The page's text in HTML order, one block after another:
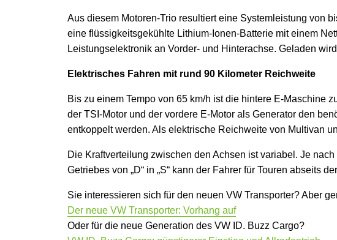
Aus diesem Motoren-Trio resultiert eine Systemleistung von
eine flüssigkeitsgekühlte Lithium-Ionen-Batterie mit einem
Leistungselektronik an Vorder- und Hinterachse. Geladen
Elektrisches Fahren mit rund 90 Kilometer Reichweite
Bis zu einem Tempo von 65 km/h ist die hintere E-Maschine
der TSI-Motor und der vordere E-Motor als Generator den
entkoppelt werden. Als elektrische Reichweite von Multivan
Die Kraftverteilung zwischen den Achsen ist variabel. Je
Getriebes von „D“ in „S“ kann der Fahrer für Touren abseits
Sie interessieren sich für den neuen VW Transporter? Aber
Der neue VW Transporter: Vorhang auf
Oder für die neue Generation des VW ID. Buzz Cargo?